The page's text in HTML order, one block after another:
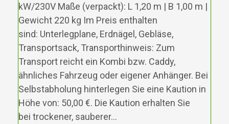
kW/230V Maße (verpackt): L 1,20 m | B 1,00 m |
Gewicht 220 kg Im Preis enthalten
sind: Unterlegplane, Erdnägel, Gebläse,
Transportsack, Transporthinweis: Zum
Transport reicht ein Kombi bzw. Caddy,
ähnliches Fahrzeug oder eigener Anhänger. Bei
Selbstabholung hinterlegen Sie eine Kaution in
Höhe von: 50,00 €. Die Kaution erhalten Sie
bei trockener, sauberer…